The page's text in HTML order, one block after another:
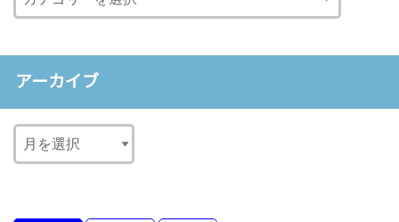
アーカイブ